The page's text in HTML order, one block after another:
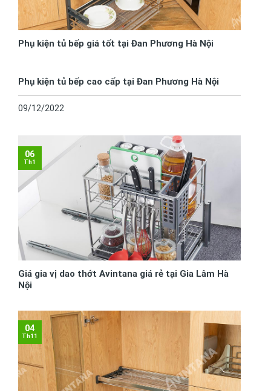
Phụ kiện tủ bếp giá tốt tại Đan Phương Hà Nội
Phụ kiện tủ bếp cao cấp tại Đan Phương Hà Nội
09/12/2022
Giá gia vị dao thớt Avintana giá rẻ tại Gia Lâm Hà
Nội
06
Th1
04
Th11